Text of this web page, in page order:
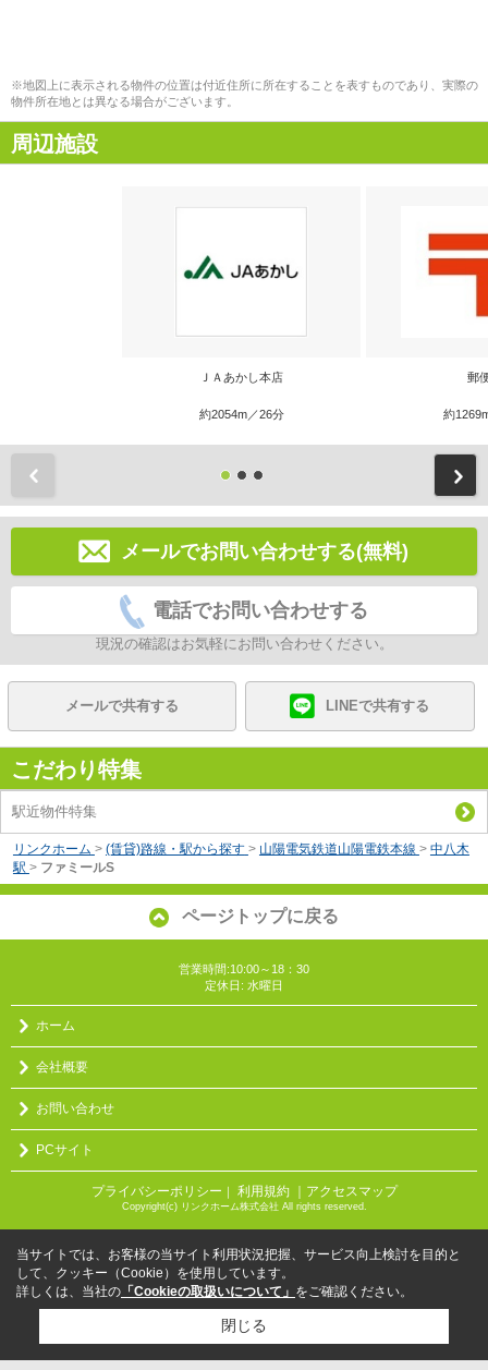
※地図上に表示される物件の位置は付近住所に所在することを表すものであり、実際の
物件所在地とは異なる場合がございます。
周辺施設
ＪＡあかし本店
約2054m／26分
郵
約
メールでお問い合わせする(無料)
電話でお問い合わせする
現況の確認はお気軽にお問い合わせください。
メールで共有する LINEで共有する
こだわり特集
駅近物件特集
リンクホーム > (賃貸)路線・駅から探す > 山陽電気鉄道山陽電鉄本線 > 中八木
駅 > ファミールS
ページトップに戻る
営業時間:10:00～18：30
定休日: 水曜日
ホーム
会社概要
お問い合わせ
PCサイト
プライバシーポリシー 利用規約 ｜アクセスマップ
Copyright(c) リンクホーム株式会社 All rights reserved.
当サイトでは、お客様の当サイト利用状況把握、サービス向上検討を目的と
して、クッキー（Cookie）を使用しています。
詳しくは、当社の 「Cookieの取扱いについて」 をご確認ください。
閉じる